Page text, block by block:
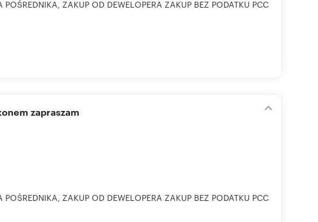
ZAKUP OD DEWELOPERA ZAKUP BEZ PODATKU PCC
zapraszam
ZAKUP OD DEWELOPERA ZAKUP BEZ PODATKU PCC